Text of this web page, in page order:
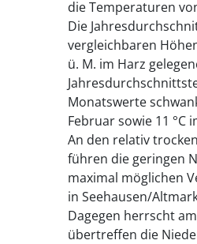
die Temperaturen
Die
vergleichbaren
ü. M. im Harz
Monatswerte
Februar sowie 11 °C
An den relativ
führen die geringen
maximal möglichen
in Seehausen/
Dagegen herrscht
übertreffen die